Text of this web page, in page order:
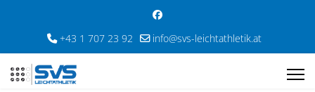
+43 1 707 23 92 info@svs-leichtathletik.at